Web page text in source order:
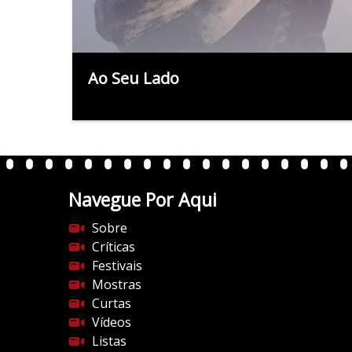
Ao Seu Lado
Navegue Por Aqui
Sobre
Críticas
Festivais
Mostras
Curtas
Vídeos
Listas